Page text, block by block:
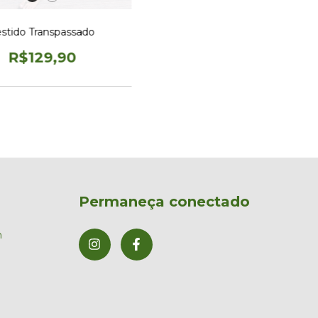
Transpassado
R$129,90
Permaneça conectado